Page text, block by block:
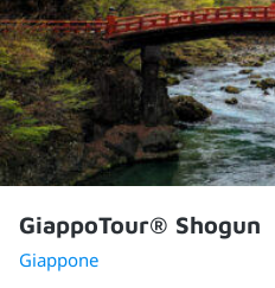
GiappoTour® Shogun
Giappone